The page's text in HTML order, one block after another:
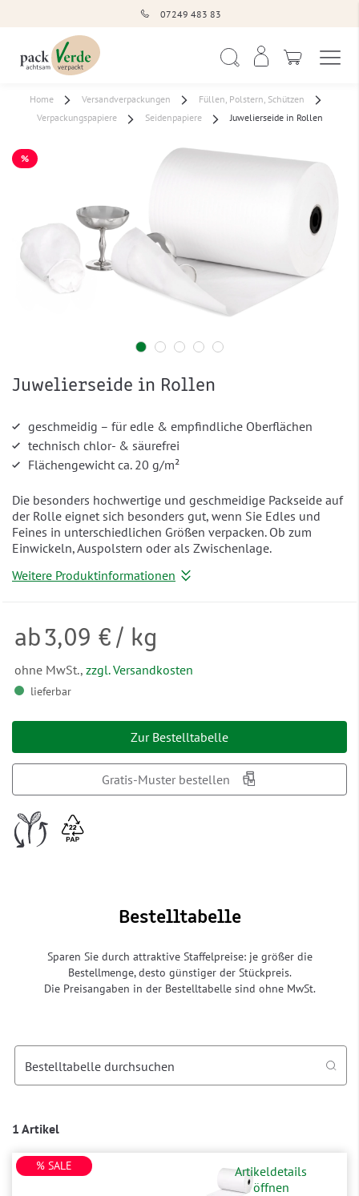
07249 483 83
Home Versandverpackungen
Füllen, Polstern, Schützen
Verpackungspapiere
Seidenpapiere Juwelierseide in Rollen
%
Juwelierseide in Rollen
geschmeidig – für edle & empfindliche Oberflächen
technisch chlor- & säurefrei
Flächengewicht ca. 20 g/m²
Die besonders hochwertige und geschmeidige Packseide auf
der Rolle eignet sich besonders gut, wenn Sie Edles und
Feines in unterschiedlichen Größen verpacken. Ob zum
Einwickeln, Auspolstern oder als Zwischenlage.
Weitere Produktinformationen
ab3,09 € / kg
ohne MwSt., zzgl. Versandkosten
lieferbar
Zur Bestelltabelle
Gratis-Muster bestellen
Bestelltabelle
Sparen Sie durch attraktive Staffelpreise: je größer die
Bestellmenge, desto günstiger der Stückpreis.
Die Preisangaben in der Bestelltabelle sind ohne MwSt.
1 Artikel
Bestelltabelle durchsuchen
% SALE
Artikeldetails
öffnen